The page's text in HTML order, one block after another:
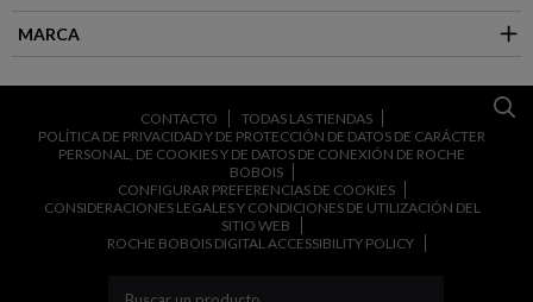
MARCA
CONTACTO
TODAS LAS TIENDAS
POLÍTICA DE PRIVACIDAD Y DE PROTECCIÓN DE DATOS DE CARÁCTER
PERSONAL, DE COOKIES Y DE DATOS DE CONEXIÓN DE ROCHE
BOBOIS
CONFIGURAR PREFERENCIAS DE COOKIES
CONSIDERACIONES LEGALES Y CONDICIONES DE UTILIZACIÓN DEL
SITIO WEB
ROCHE BOBOIS DIGITAL ACCESSIBILITY POLICY